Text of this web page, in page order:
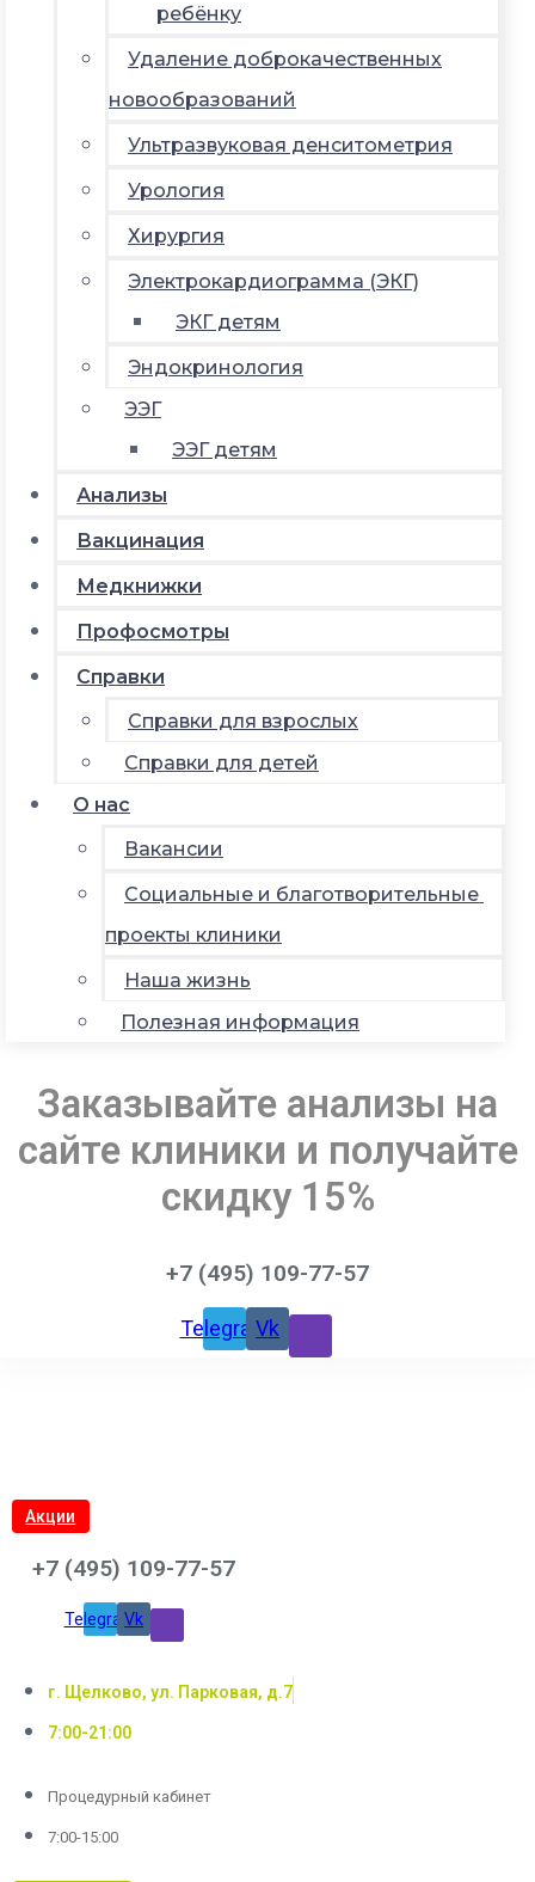
ребёнку
Удаление доброкачественных
новообразований
Ультразвуковая денситометрия
Урология
Хирургия
Электрокардиограмма (ЭКГ)
ЭКГ детям
Эндокринология
ЭЭГ
ЭЭГ детям
Анализы
Вакцинация
Медкнижки
Профосмотры
Справки
Справки для взрослых
Справки для детей
О нас
Вакансии
Социальные и благотворительные
проекты клиники
Наша жизнь
Полезная информация
Заказывайте анализы на
сайте клиники и получайте
скидку 15%
+7 (495) 109-77-57
TelegramVk
Акции
+7 (495) 109-77-57
TelegramVk
г. Щелково, ул. Парковая, д.7
7:00-21:00
Процедурный кабинет
7:00-15:00